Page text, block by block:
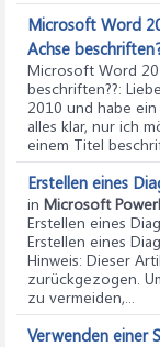
Microsoft Word
Achse
Microsoft Word
beschriften??:
2010 und habe
alles klar, nur ich
einem Titel
Erstellen eines
in Microsoft
Erstellen eines
Erstellen eines
Hinweis: Dieser
zurückgezogen.
zu vermeiden,...
Verwenden einer